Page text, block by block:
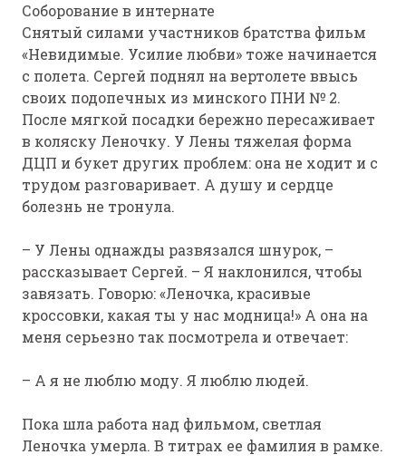
Соборование в интернате
Снятый силами участников братства фильм
«Невидимые. Усилие любви» тоже начинается
с полета. Сергей поднял на вертолете ввысь
своих подопечных из минского ПНИ № 2.
После мягкой посадки бережно пересаживает
в коляску Леночку. У Лены тяжелая форма
ДЦП и букет других проблем: она не ходит и с
трудом разговаривает. А душу и сердце
болезнь не тронула.
– У Лены однажды развязался шнурок, –
рассказывает Сергей. – Я наклонился, чтобы
завязать. Говорю: «Леночка, красивые
кроссовки, какая ты у нас модница!» А она на
меня серьезно так посмотрела и отвечает:
– А я не люблю моду. Я люблю людей.
Пока шла работа над фильмом, светлая
Леночка умерла. В титрах ее фамилия в рамке.